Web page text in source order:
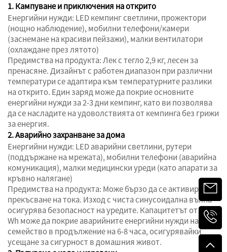
1. Кампуване и приключения на открито
Енергийни нужди: LED кемпинг светлини, прожектори
(нощно наблюдение), мобилни телефони/камери
(заснемане на красиви пейзажи), малки вентилатори
(охлаждане през лятото)
Предимства на продукта: Лек с тегло 2,9 кг, лесен за
пренасяне. Дизайнът с работен диапазон при различни
температури се адаптира към температурните разлики
на открито. Един заряд може да покрие основните
енергийни нужди за 2-3 дни кемпинг, като ви позволява
да се насладите на удоволствията от кемпинга без грижи
за енергия.
2. Аварийно захранване за дома
Енергийни нужди: LED аварийни светлини, рутери
(поддържане на мрежата), мобилни телефони (аварийна
комуникация), малки медицински уреди (като апарати за
кръвно налягане)
Предимства на продукта: Може бързо да се активира при
прекъсване на тока. Изход с чиста синусоидална вълна
осигурява безопасност на уредите. Капацитетът от 270
Wh може да покрие аварийните енергийни нужди на
семейство в продължение на 6-8 часа, осигурявайки
усещане за сигурност в домашния живот.